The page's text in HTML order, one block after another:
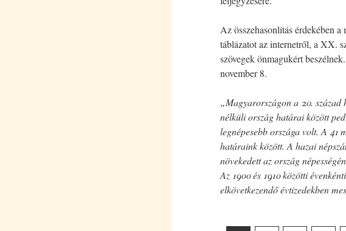
Az összehasonlítás érdekében
táblázatot az internetről, a XX.
szövegek önmagukért
november 8.
„Magyarországon a 20.
nélküli ország határai között
legnépesebb országa volt. A 41
határaink között. A hazai
növekedett az ország
Az 1900 és 1910 közötti
elkövetkezendő évtizedekben